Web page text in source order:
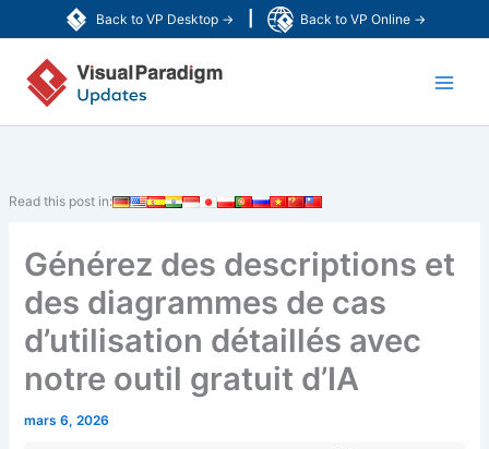
Back to VP Desktop → Back to VP Online →
au
contenu
Read this post in:
Générez des descriptions et
des diagrammes de cas
d’utilisation détaillés avec
notre outil gratuit d’IA
mars 6, 2026